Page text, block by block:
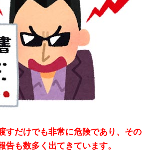
すだけでも非常に危険であり、その
告も数多く出てきています。